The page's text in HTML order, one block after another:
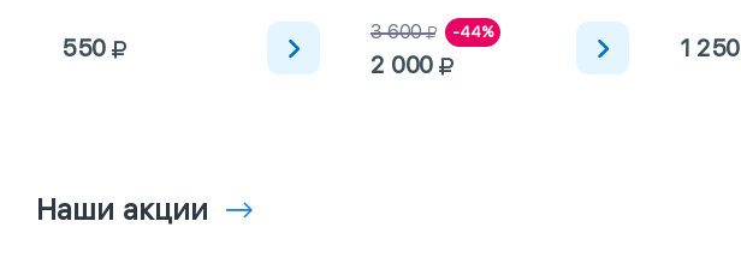
550
3 600 -44%
2 000
1 250
Наши акции